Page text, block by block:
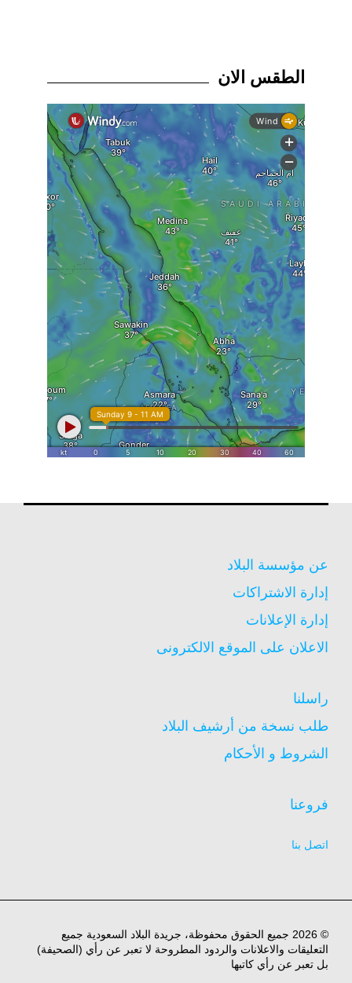
الطقس الان
عن مؤسسة البلاد
إدارة الاشتراكات
إدارة الإعلانات
الاعلان على الموقع الالكترونى
راسلنا
طلب نسخة من أرشيف البلاد
الشروط و الأحكام
فروعنا
اتصل بنا
© 2026 جميع الحقوق محفوظة، جريدة البلاد السعودية جميع
التعليقات والاعلانات والردود المطروحة لا تعبر عن رأي (الصحيفة)
بل تعبر عن رأي كاتبها